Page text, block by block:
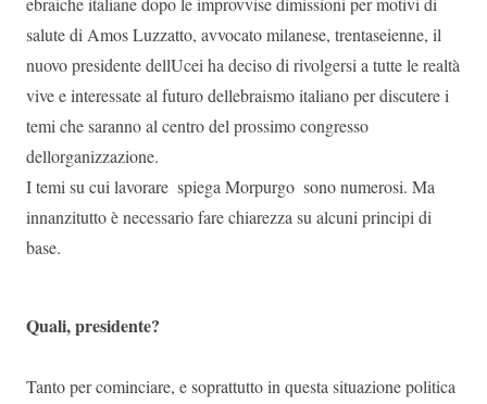
salute di Amos Luzzatto, avvocato milanese, trentaseienne, il
nuovo presidente dellUcei ha deciso di rivolgersi a tutte le realtà
vive e interessate al futuro dellebraismo italiano per discutere i
temi che saranno al centro del prossimo congresso
dellorganizzazione.
I temi su cui lavorare  spiega Morpurgo  sono numerosi. Ma
innanzitutto è necessario fare chiarezza su alcuni principi di
base.
Quali, presidente?
Tanto per cominciare, e soprattutto in questa situazione politica